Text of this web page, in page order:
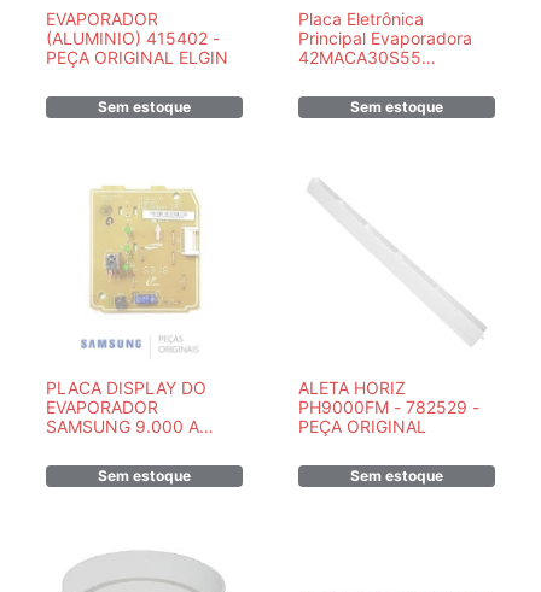
EVAPORADOR
(ALUMINIO) 415402 -
PEÇA ORIGINAL ELGIN
Sem estoque
Placa Eletrônica
Principal Evaporadora
42MACA30S55
Sem estoque
PLACA DISPLAY DO
EVAPORADOR
SAMSUNG 9.000 A
ABAIXO OS MODELOS) -
DB93-11009A
Sem estoque
ALETA HORIZ
PH9000FM - 782529 -
PEÇA ORIGINAL
Sem estoque